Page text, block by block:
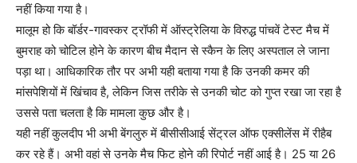
नहीं किया गया है।
मालूम हो कि बॉर्डर-गावस्कर ट्रॉफी में ऑस्ट्रेलिया के विरुद्ध पांचवें टेस्ट मैच में
बुमराह को चोटिल होने के कारण बीच मैदान से स्कैन के लिए अस्पताल ले जाना
पड़ा था। आधिकारिक तौर पर अभी यही बताया गया है कि उनकी कमर की
मांसपेशियों में खिंचाव है, लेकिन जिस तरीके से उनकी चोट को गुप्त रखा जा रहा है
उससे पता चलता है कि मामला कुछ और है।
यही नहीं कुलदीप भी अभी बेंगलुरु में बीसीसीआई सेंट्रल ऑफ एक्सीलेंस में रीहैब
कर रहे हैं। अभी वहां से उनके मैच फिट होने की रिपोर्ट नहीं आई है। 25 या 26